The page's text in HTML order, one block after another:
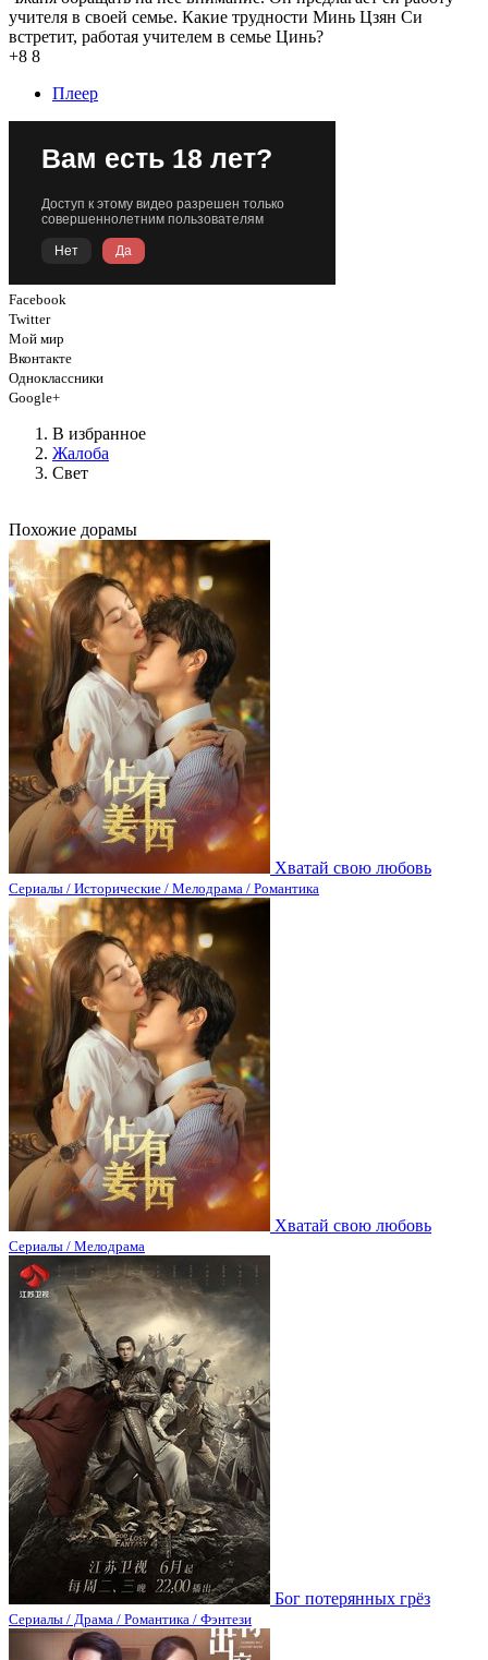
учителя в своей семье. Какие трудности Минь Цзян Си
встретит, работая учителем в семье Цинь?
+8 8
Плеер
Facebook
Twitter
Мой мир
Вконтакте
Одноклассники
Google+
В избранное
Жалоба
Свет
Похожие дорамы
Хватай свою любовь
Сериалы / Исторические / Мелодрама / Романтика
Хватай свою любовь
Сериалы / Мелодрама
Бог потерянных грёз
Сериалы / Драма / Романтика / Фэнтези